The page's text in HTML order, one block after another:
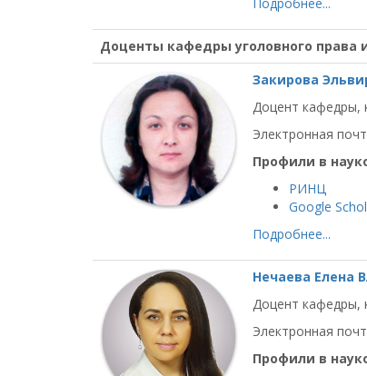
Доценты кафедры уголовного права
Закирова
Доцент кафедры,
Электронная
Профили в
РИНЦ
Google
Подробнее...
Нечаева Елена
Доцент кафедры,
Электронная
Профили в